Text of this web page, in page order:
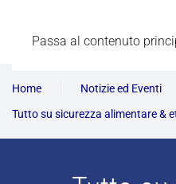
Passa al contenuto
Home
Notizie ed Eventi
Tutto su sicurezza alimentare &